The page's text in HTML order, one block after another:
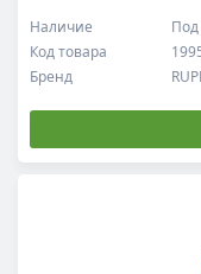
Код товара
Наличие Под
Бренд